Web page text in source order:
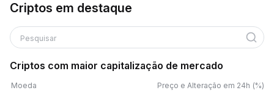
Criptos em destaque
Pesquisar
Criptos com maior capitalização de mercado
Moeda Preço e Alteração em 24h (%)